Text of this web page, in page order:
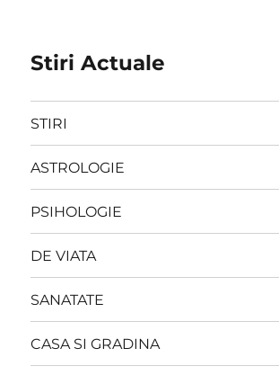
Stiri Actuale
STIRI
ASTROLOGIE
PSIHOLOGIE
DE VIATA
SANATATE
CASA SI GRADINA